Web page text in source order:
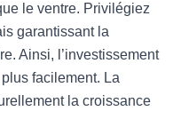
le ventre. Privilégiez
garantissant la
Ainsi, l’investissement
facilement. La
la croissance